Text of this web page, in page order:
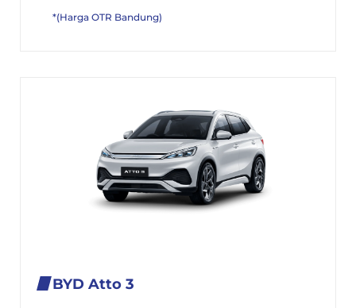
*(Harga OTR Bandung)
BYD Atto 3